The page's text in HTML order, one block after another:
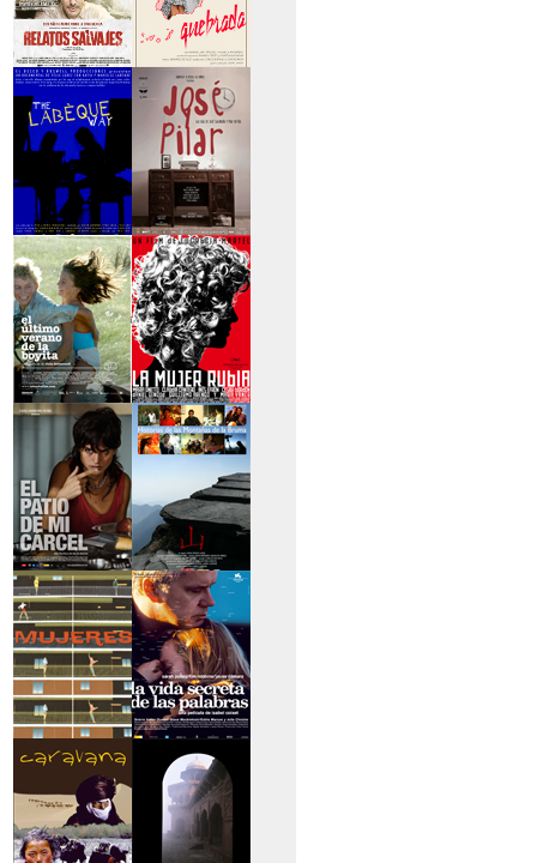
>Relatos Salvajes
>Con la pata
quebrada
>The Labèque Way >José y Pilar
>El último verano de
la boyita
>La mujer rubia
>El patio de mi
cárcel
>Historias de las
montañas
>Serie mujeres
>La vida secreta de
las palabras